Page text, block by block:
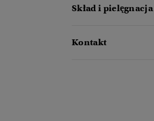
Skład i pielęgnacja
Kontakt